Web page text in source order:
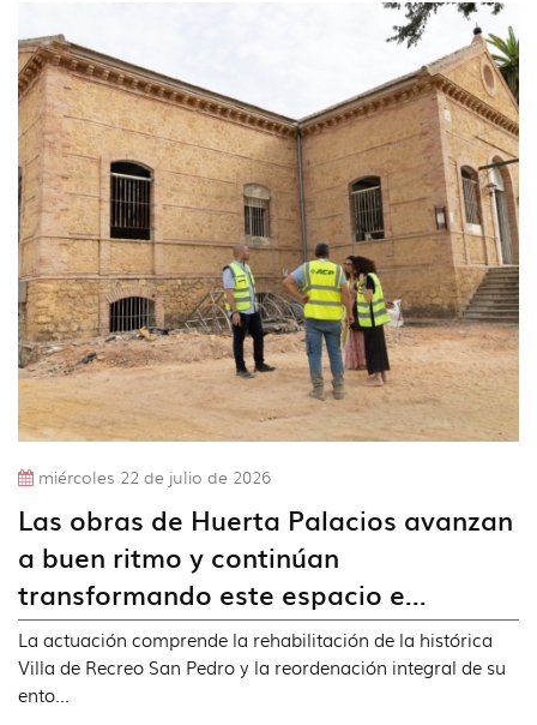
miércoles 22 de julio de 2026
Las obras de Huerta Palacios avanzan
a buen ritmo y continúan
transformando este espacio e...
La actuación comprende la rehabilitación de la histórica
Villa de Recreo San Pedro y la reordenación integral de su
ento...